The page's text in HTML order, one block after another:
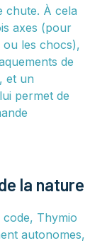
chute. À cela
axes (pour
ou les chocs),
de
et un
permet de
la nature
code, Thymio
autonomes,